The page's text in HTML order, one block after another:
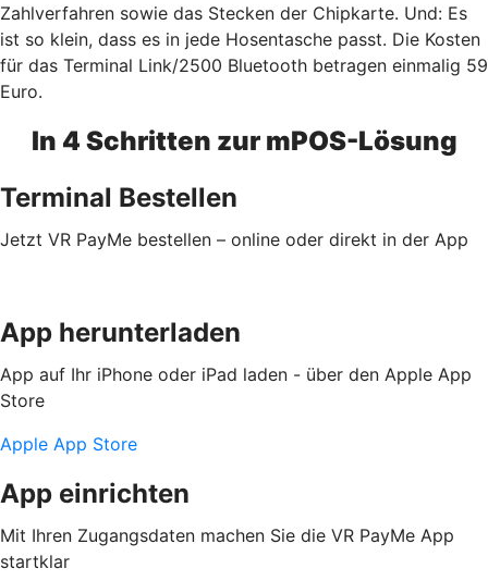
Zahlverfahren sowie das Stecken der Chipkarte. Und: Es
ist so klein, dass es in jede Hosentasche passt. Die Kosten
für das Terminal Link/2500 Bluetooth betragen einmalig 59
Euro.
In 4 Schritten zur mPOS-Lösung
Terminal Bestellen
Jetzt VR PayMe bestellen – online oder direkt in der App
App herunterladen
App auf Ihr iPhone oder iPad laden - über den Apple App
Store
Apple App Store
App einrichten
Mit Ihren Zugangsdaten machen Sie die VR PayMe App
startklar